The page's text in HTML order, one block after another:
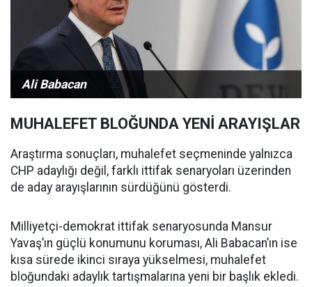
Ali Babacan
MUHALEFET BLOĞUNDA YENİ ARAYIŞLAR
Araştırma sonuçları, muhalefet seçmeninde yalnızca
CHP adaylığı değil, farklı ittifak senaryoları üzerinden
de aday arayışlarının sürdüğünü gösterdi.
Milliyetçi-demokrat ittifak senaryosunda Mansur
Yavaş’ın güçlü konumunu koruması, Ali Babacan’ın ise
kısa sürede ikinci sıraya yükselmesi, muhalefet
bloğundaki adaylık tartışmalarına yeni bir başlık ekledi.